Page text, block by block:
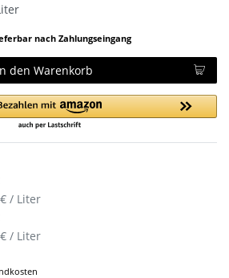
nach Zahlungseingang
den Warenkorb
/ Liter
/ Liter